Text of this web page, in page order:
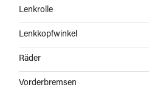
Lenkrolle
Lenkkopfwinkel
Räder
Vorderbremsen